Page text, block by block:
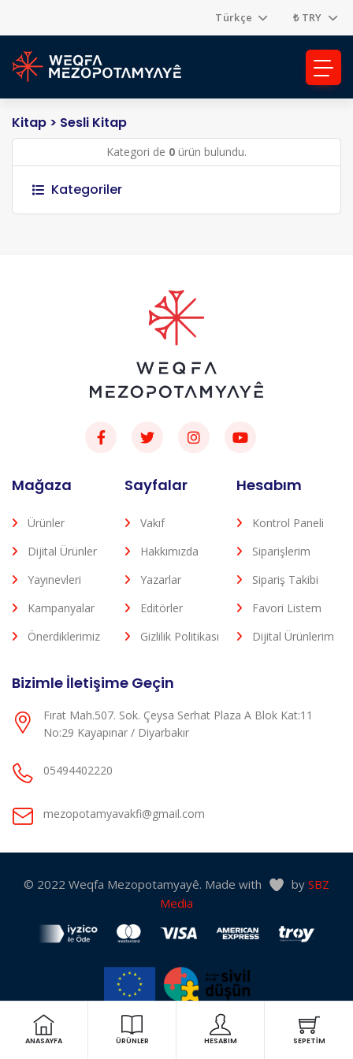
Türkçe ₺ TRY
Kitap > Sesli Kitap
Kategori de 0 ürün bulundu.
Kategoriler
Mağaza
Ürünler
Dijital Ürünler
Yayınevleri
Kampanyalar
Önerdiklerimiz
Sayfalar
Vakıf
Hakkımızda
Yazarlar
Editörler
Gizlilik Politikası
Hesabım
Kontrol Paneli
Siparişlerim
Sipariş Takibi
Favori Listem
Dijital Ürünlerim
Bizimle İletişime Geçin
Fırat Mah.507. Sok. Çeysa Serhat Plaza A Blok Kat:11
No:29 Kayapınar / Diyarbakır
05494402220
mezopotamyavakfi@gmail.com
© 2022 Weqfa Mezopotamyayê. Made with by SBZ
Media
“Bu web sitesi Avrupa Birliği Sivil Düşün Programı kapsamında Avrupa
Birliği desteği ile hazırlanmıştır. İçeriğin sorumluluğu tamamıyla
Mezopotamya Vakfı'na aittir ve AB'nin görüşlerini yansıtmamaktadır.”
ANASAYFA ÜRÜNLER HESABIM SEPETIM